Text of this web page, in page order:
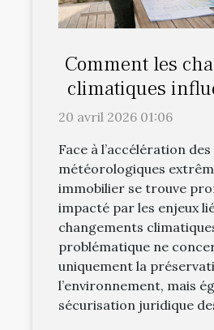
Comment les
climatiques
le droit
20 avril 2026 01:06
Face à l’accélération
météorologiques
immobilier se trouve
impacté par les enjeux
changements
problématique ne
uniquement la
l’environnement, mais
sécurisation juridique